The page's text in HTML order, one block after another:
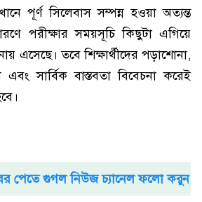
পূর্ণ সিলেবাস সম্পন্ন হওয়া অত্যন্ত
পরীক্ষার সময়সূচি কিছুটা এগিয়ে
এসেছে। তবে শিক্ষার্থীদের পড়াশোনা,
সার্বিক বাস্তবতা বিবেচনা করেই
পেতে গুগল নিউজ চ্যানেল ফলো করুন